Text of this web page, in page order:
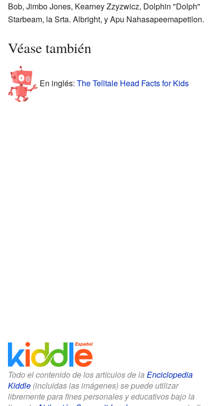
Bob, Jimbo Jones, Kearney Zzyzwicz, Dolphin "Dolph"
Starbeam, la Srta. Albright, y Apu Nahasapeemapetilon.
Véase también
En inglés: The Telltale Head Facts for Kids
Todo el contenido de los artículos de la Enciclopedia
Kiddle (incluidas las imágenes) se puede utilizar
libremente para fines personales y educativos bajo la